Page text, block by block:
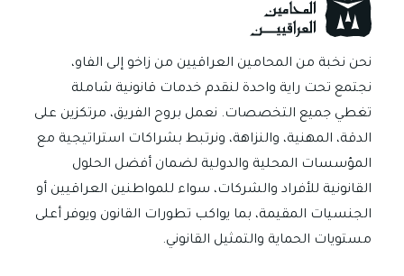
ok
نحن نخبة من المحامين العراقيين من زاخو إلى الفاو،
نجتمع تحت راية واحدة لنقدم خدمات قانونية شاملة
تغطي جميع التخصصات. نعمل بروح الفريق، مرتكزين على
الدقة، المهنية، والنزاهة، ونرتبط بشراكات استراتيجية مع
المؤسسات المحلية والدولية لضمان أفضل الحلول
القانونية للأفراد والشركات، سواء للمواطنين العراقيين أو
الجنسيات المقيمة، بما يواكب تطورات القانون ويوفر أعلى
مستويات الحماية والتمثيل القانوني.